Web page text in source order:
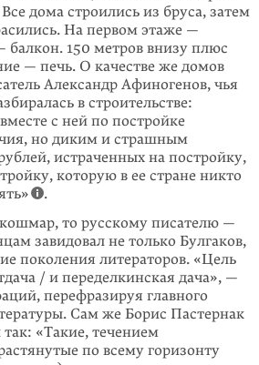
дома строились из бруса, затем
На первом этаже —
балкон. 150 метров внизу плюс
— печь. О качестве же домов
Александр Афиногенов, чья
в строительстве:
с ней по постройке
но диким и страшным
истраченных на постройку,
которую в ее стране никто
.
то русскому писателю —
завидовал не только Булгаков,
поколения литераторов. «Цель
/ и переделкинская дача», —
перефразируя главного
Сам же Борис Пастернак
«Такие, течением
по всему горизонту